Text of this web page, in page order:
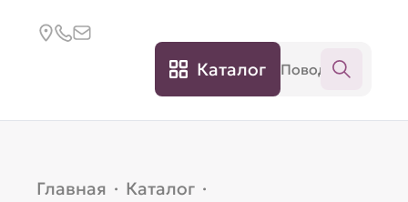
Каталог
Главная · Каталог ·